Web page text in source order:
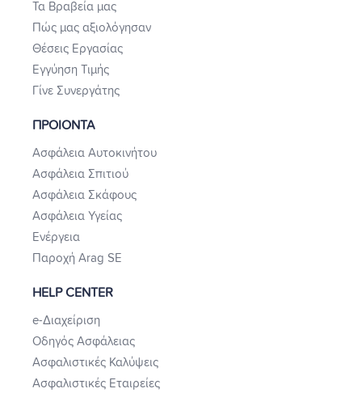
Τα Βραβεία μας
Πώς μας αξιολόγησαν
Θέσεις Εργασίας
Εγγύηση Τιμής
Γίνε Συνεργάτης
ΠΡΟΙΟΝΤΑ
Ασφάλεια Αυτοκινήτου
Ασφάλεια Σπιτιού
Ασφάλεια Σκάφους
Ασφάλεια Υγείας
Ενέργεια
Παροχή Arag SE
HELP CENTER
e-Διαχείριση
Οδηγός Ασφάλειας
Ασφαλιστικές Καλύψεις
Ασφαλιστικές Εταιρείες